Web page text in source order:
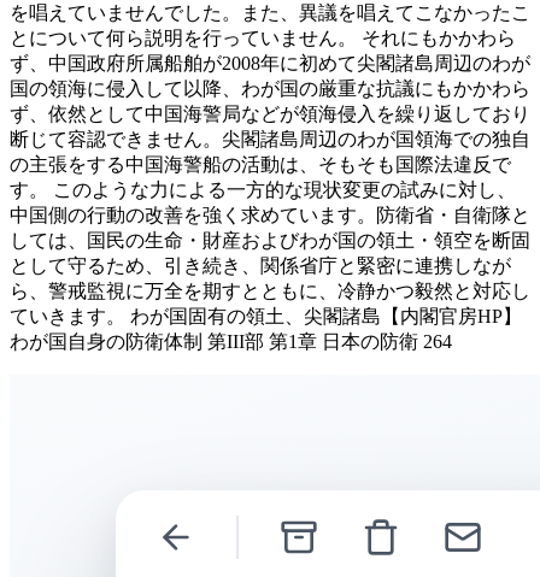
を唱えていませんでした。また、異議を唱えてこなかったこ
とについて何ら説明を行っていません。 それにもかかわら
ず、中国政府所属船舶が2008年に初めて尖閣諸島周辺のわが
国の領海に侵入して以降、わが国の厳重な抗議にもかかわら
ず、依然として中国海警局などが領海侵入を繰り返しており
断じて容認できません。尖閣諸島周辺のわが国領海での独自
の主張をする中国海警船の活動は、そもそも国際法違反で
す。 このような力による一方的な現状変更の試みに対し、
中国側の行動の改善を強く求めています。防衛省・自衛隊と
しては、国民の生命・財産およびわが国の領土・領空を断固
として守るため、引き続き、関係省庁と緊密に連携しなが
ら、警戒監視に万全を期すとともに、冷静かつ毅然と対応し
ていきます。 わが国固有の領土、尖閣諸島【内閣官房HP】
わが国自身の防衛体制 第III部 第1章 日本の防衛 264